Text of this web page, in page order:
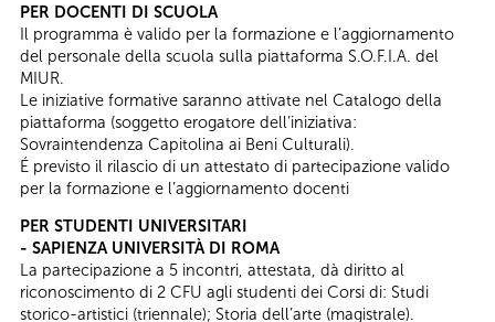
PER DOCENTI DI SCUOLA
Il programma è valido per la formazione e l’aggiornamento
del personale della scuola sulla piattaforma S.O.F.I.A. del
MIUR.
Le iniziative formative saranno attivate nel Catalogo della
piattaforma (soggetto erogatore dell’iniziativa:
Sovraintendenza Capitolina ai Beni Culturali).
É previsto il rilascio di un attestato di partecipazione valido
per la formazione e l’aggiornamento docenti
PER STUDENTI UNIVERSITARI
- SAPIENZA UNIVERSITÀ DI ROMA
La partecipazione a 5 incontri, attestata, dà diritto al
riconoscimento di 2 CFU agli studenti dei Corsi di: Studi
storico-artistici (triennale); Storia dell’arte (magistrale).